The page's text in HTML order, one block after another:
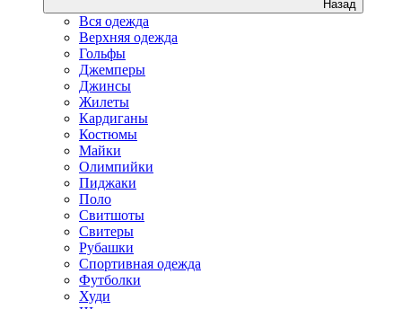
Назад
Вся одежда
Верхняя одежда
Гольфы
Джемперы
Джинсы
Жилеты
Кардиганы
Костюмы
Майки
Олимпийки
Пиджаки
Поло
Свитшоты
Свитеры
Рубашки
Спортивная одежда
Футболки
Худи